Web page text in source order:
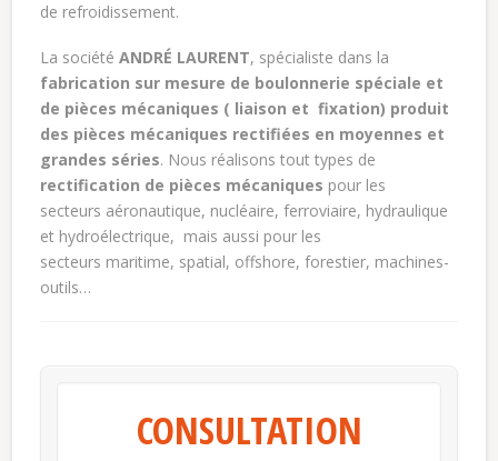
de refroidissement.
La sociétéANDRÉ LAURENT, spécialiste dans la
fabrication sur mesure de boulonnerie spéciale et
de pièces mécaniques ( liaison et fixation) produit
des pièces mécaniques rectifiées en moyennes et
grandes séries. Nous réalisons tout types de
rectification de pièces mécaniques pour les
secteurs aéronautique, nucléaire, ferroviaire, hydraulique
et hydroélectrique, mais aussi pour les
secteurs maritime, spatial, offshore, forestier, machines-
outils…
CONSULTATION